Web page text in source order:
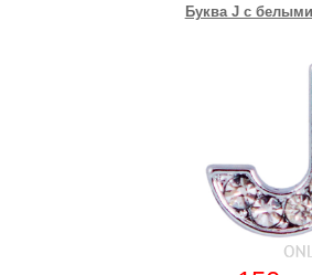
Буква J с